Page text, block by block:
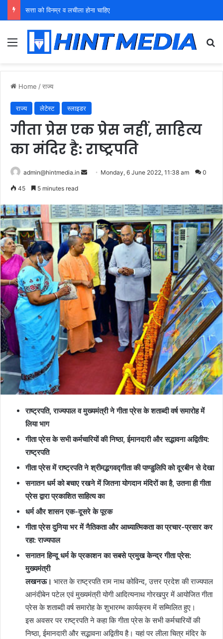
युवा शक्ति को पहचाने बूढ़ा नेतृत्व
Menu
Home /राज्य
राज्य लेटेस्ट स्लाइडर
गीता प्रेस एक प्रेस नहीं, साहित्य
का मंदिर है: राष्ट्रपति
admin@hintmedia.in
Send Monday, 6 June 2022, 11:38 am 0
45 5 minutes read
राष्ट्रपति, राज्यपाल व मुख्यमंत्री ने गीता प्रेस के शताब्दी वर्ष समारोह में
लिया भाग
गीता प्रेस के सभी कर्मचारियों की निष्ठा, ईमानदारी और सद्भावना अद्वितीय:
राष्ट्रपति
गीता प्रेस में राष्ट्रपति ने श्रीमद्भगवद्गीता की पाण्डुलिपि को दूरबीन से देखा
सनातन धर्म को बचाए रखने में जितना योगदान मंदिरों का है, उतना ही गीता
प्रेस द्वारा प्रकाशित साहित्य का
धर्म और शासन एक-दूसरे के पूरक
गीता प्रेस दुनिया भर में नैतिकता और आध्यात्मिकता का प्रचार-प्रसार कर
रहा: राज्यपाल
सनातन हिन्दू धर्म के प्रकाशन का सबसे प्रमुख केन्द्र गीता प्रेस:
मुख्यमंत्री
लखनऊ। भारत के राष्ट्रपति राम नाथ कोविन्द, उत्तर प्रदेश की राज्यपाल
आनंदीबेन पटेल एवं मुख्यमंत्री योगी आदित्यनाथ गोरखपुर में आयोजित गीता
प्रेस के शताब्दी वर्ष समारोह के शुभारम्भ कार्यक्रम में सम्मिलित हुए।
इस अवसर पर राष्ट्रपति ने कहा कि गीता प्रेस के सभी कर्मचारियों की
निष्ठा, ईमानदारी और सद्भावना अद्वितीय है। यहां पर लीला चित्र मंदिर के